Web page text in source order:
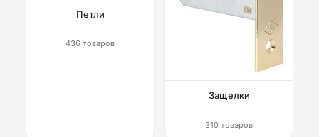
Петли
436 товаров
Защелки
310 товаров